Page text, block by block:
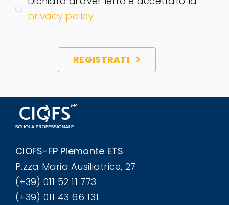
privacy policy
REGISTRATI
CIOFS-FP Piemonte ETS
P.zza Maria Ausiliatrice, 27
(+39) 011 52 11 773
(+39) 011 43 66 131